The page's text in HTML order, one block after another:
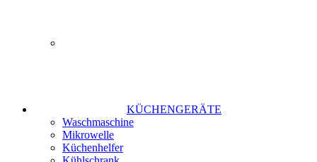
KÜCHENGERÄTE
Waschmaschine
Mikrowelle
Küchenhelfer